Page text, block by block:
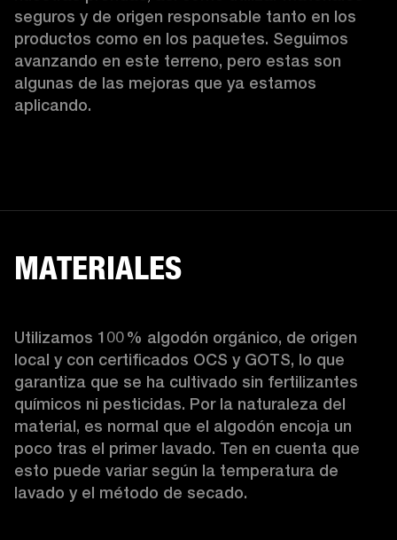
seguros y de origen responsable tanto en los
productos como en los paquetes. Seguimos
avanzando en este terreno, pero estas son
algunas de las mejoras que ya estamos
aplicando.
MATERIALES
Utilizamos 100 % algodón orgánico, de origen
local y con certificados OCS y GOTS, lo que
garantiza que se ha cultivado sin fertilizantes
químicos ni pesticidas. Por la naturaleza del
material, es normal que el algodón encoja un
poco tras el primer lavado. Ten en cuenta que
esto puede variar según la temperatura de
lavado y el método de secado.